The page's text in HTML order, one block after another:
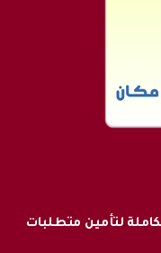
لتأمين متطلبات